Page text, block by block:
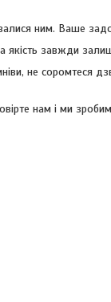
ним. Ваше
завжди
не соромтеся
нам і ми